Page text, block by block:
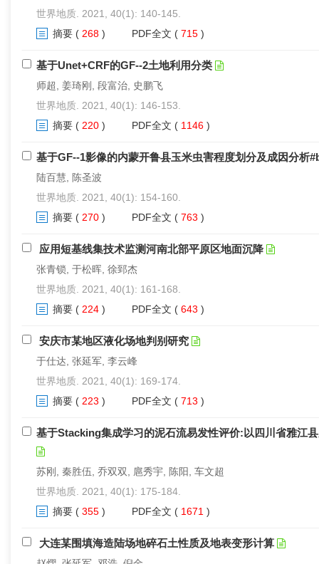
世界地质. 2021, 40(1): 140-145.
摘要 ( 268 ) PDF全文 ( 715 )
基于Unet+CRF的GF--2土地利用分类
师超, 姜琦刚, 段富治, 史鹏飞
世界地质. 2021, 40(1): 146-153.
摘要 ( 220 ) PDF全文 ( 1146 )
基于GF--1影像的内蒙开鲁县玉米虫害程度划分及成因分析
陆百慧, 陈圣波
世界地质. 2021, 40(1): 154-160.
摘要 ( 270 ) PDF全文 ( 763 )
应用短基线集技术监测河南北部平原区地面沉降
张青锁, 于松晖, 徐郅杰
世界地质. 2021, 40(1): 161-168.
摘要 ( 224 ) PDF全文 ( 643 )
安庆市某地区液化场地判别研究
于仕达, 张延军, 李云峰
世界地质. 2021, 40(1): 169-174.
摘要 ( 223 ) PDF全文 ( 713 )
基于Stacking集成学习的泥石流易发性评价:以四川省雅江
苏刚, 秦胜伍, 乔双双, 扈秀宇, 陈阳, 车文超
世界地质. 2021, 40(1): 175-184.
摘要 ( 355 ) PDF全文 ( 1671 )
大连某围填海造陆场地碎石土性质及地表变形计算